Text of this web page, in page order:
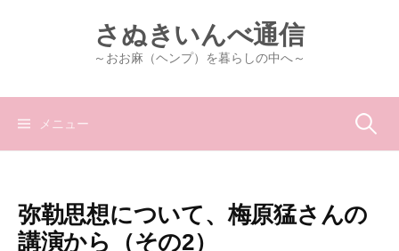
ツ
さぬきいんべ通信
～おお麻（ヘンプ）を暮らしの中へ～
メニュー 検
弥勒思想について、梅原猛さんの
講演から（その2）